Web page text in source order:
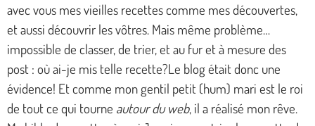
avec vous mes vieilles recettes comme mes découvertes,
et aussi découvrir les vôtres. Mais même problème…
impossible de classer, de trier, et au fur et à mesure des
post : où ai-je mis telle recette?Le blog était donc une
évidence! Et comme mon gentil petit (hum) mari est le roi
de tout ce qui tourne autour du web, il a réalisé mon rêve.